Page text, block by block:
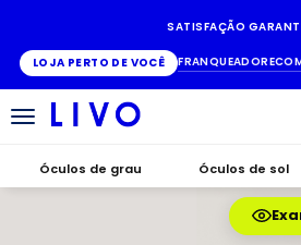
SATISFAÇÃO
LOJA PERTO DE VOCÊ FRANQUEADO
Alternar
Óculos de grau Óculos de sol